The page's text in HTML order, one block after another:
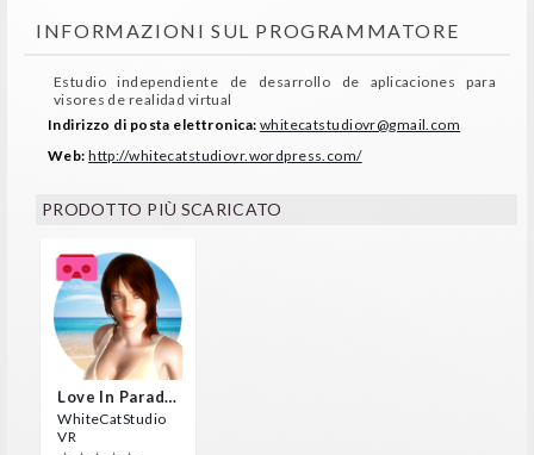
INFORMAZIONI SUL PROGRAMMATORE
Estudio independiente de desarrollo de aplicaciones para
visores de realidad virtual
Indirizzo di posta elettronica: whitecatstudiovr@gmail.com
Web:http://whitecatstudiovr.wordpress.com/
PRODOTTO PIÙ SCARICATO
Love In Paradise
WhiteCatStudio
VR